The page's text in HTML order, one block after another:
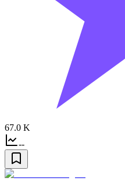
67.0 K
--